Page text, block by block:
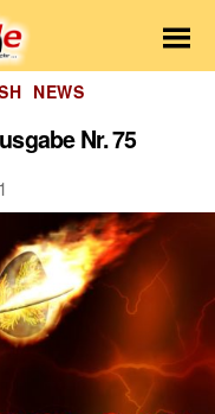
NEWS
Nr. 75